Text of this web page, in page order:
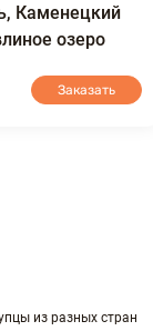
Каменецкий
озеро
Заказать
из разных стран